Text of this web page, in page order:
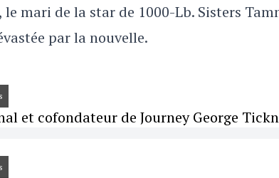
mari de la star de 1000-Lb. Sisters
par la nouvelle.
et cofondateur de Journey George